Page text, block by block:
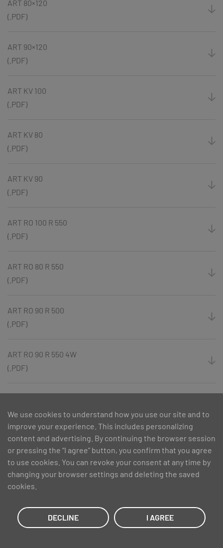
ART 80×120
(.PDF)
ART 90×120
(.PDF)
ART KV 100
(.PDF)
ART KV 80
(.PDF)
ART KV 90
(.PDF)
ART RO 100 R 550
(.PDF)
ART RO 80 R 550
(.PDF)
ART RO 90 R 500
(.PDF)
ART RO 90 R 550 4W
(.PDF)
(.PDF)
CLASSIC KV 80
(.PDF)
CLASSIC KV 90
Classic New
We use cookies to understand how you use our site and to
improve your experience. This includes personalizing
content and advertising. By continuing the browser session
or pressing the “I agree” button, you confirm that you agree
to use cookies. You can revoke your consent at any time by
changing your browser settings and deleting the saved
cookies.
DECLINE I AGREE